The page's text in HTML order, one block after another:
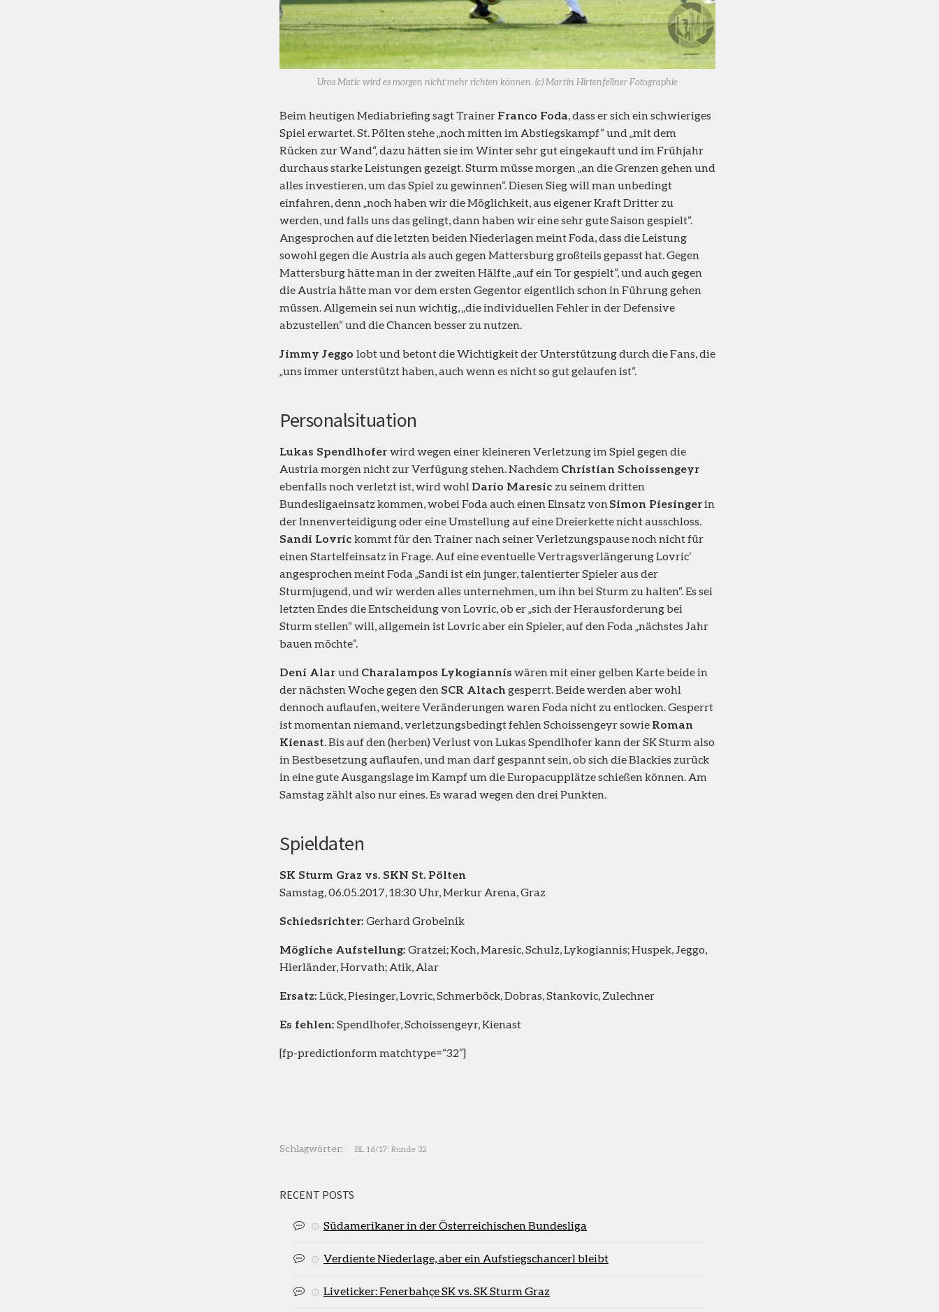
Uros Matic wird es morgen nicht mehr richten können. (c) Martin Hirtenfellner Fotographie
Beim heutigen Mediabriefing sagt Trainer Franco Foda , dass er sich ein schwieriges
Spiel erwartet. St. Pölten stehe „noch mitten im Abstiegskampf“ und „mit dem
Rücken zur Wand“, dazu hätten sie im Winter sehr gut eingekauft und im Frühjahr
durchaus starke Leistungen gezeigt. Sturm müsse morgen „an die Grenzen gehen und
alles investieren, um das Spiel zu gewinnen“. Diesen Sieg will man unbedingt
einfahren, denn „noch haben wir die Möglichkeit, aus eigener Kraft Dritter zu
werden, und falls uns das gelingt, dann haben wir eine sehr gute Saison gespielt“.
Angesprochen auf die letzten beiden Niederlagen meint Foda, dass die Leistung
sowohl gegen die Austria als auch gegen Mattersburg großteils gepasst hat. Gegen
Mattersburg hätte man in der zweiten Hälfte „auf ein Tor gespielt“, und auch gegen
die Austria hätte man vor dem ersten Gegentor eigentlich schon in Führung gehen
müssen. Allgemein sei nun wichtig, „die individuellen Fehler in der Defensive
abzustellen“ und die Chancen besser zu nutzen.
Jimmy Jeggo lobt und betont die Wichtigkeit der Unterstützung durch die Fans, die
„uns immer unterstützt haben, auch wenn es nicht so gut gelaufen ist“.
Personalsituation
Lukas Spendlhofer wird wegen einer kleineren Verletzung im Spiel gegen die
Austria morgen nicht zur Verfügung stehen. Nachdem Christian Schoissengeyr
ebenfalls noch verletzt ist, wird wohl Dario Maresic zu seinem dritten
Bundesligaeinsatz kommen, wobei Foda auch einen Einsatz von Simon Piesingerin
der Innenverteidigung oder eine Umstellung auf eine Dreierkette nicht ausschloss.
Sandi Lovric kommt für den Trainer nach seiner Verletzungspause noch nicht für
einen Startelfeinsatz in Frage. Auf eine eventuelle Vertragsverlängerung Lovric‘
angesprochen meint Foda „Sandi ist ein junger, talentierter Spieler aus der
Sturmjugend, und wir werden alles unternehmen, um ihn bei Sturm zu halten“. Es sei
letzten Endes die Entscheidung von Lovric, ob er „sich der Herausforderung bei
Sturm stellen“ will, allgemein ist Lovric aber ein Spieler, auf den Foda „nächstes Jahr
bauen möchte“.
Deni Alar und Charalampos Lykogiannis wären mit einer gelben Karte beide in
der nächsten Woche gegen den SCR Altach gesperrt. Beide werden aber wohl
dennoch auflaufen, weitere Veränderungen waren Foda nicht zu entlocken. Gesperrt
ist momentan niemand, verletzungsbedingt fehlen Schoissengeyr sowie Roman
Kienast . Bis auf den (herben) Verlust von Lukas Spendlhofer kann der SK Sturm also
in Bestbesetzung auflaufen, und man darf gespannt sein, ob sich die Blackies zurück
in eine gute Ausgangslage im Kampf um die Europacupplätze schießen können. Am
Samstag zählt also nur eines. Es warad wegen den drei Punkten.
Spieldaten
SK Sturm Graz vs. SKN St. Pölten
Samstag, 06.05.2017, 18:30 Uhr, Merkur Arena, Graz
Schiedsrichter: Gerhard Grobelnik
Mögliche Aufstellung: Gratzei; Koch, Maresic, Schulz, Lykogiannis; Huspek, Jeggo,
Hierländer, Horvath; Atik, Alar
Ersatz: Lück, Piesinger, Lovric, Schmerböck, Dobras, Stankovic, Zulechner
Es fehlen: Spendlhofer, Schoissengeyr, Kienast
[fp-predictionform matchtype=“32″]
Schlagwörter: BL 16/17: Runde 32
RECENT POSTS
Südamerikaner in der Österreichischen Bundesliga
Verdiente Niederlage, aber ein Aufstiegschancerl bleibt
Liveticker: Fenerbahçe SK vs. SK Sturm Graz